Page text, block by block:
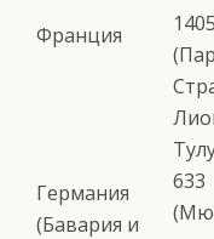
Франция
1405
Германия
(Бавария и
633